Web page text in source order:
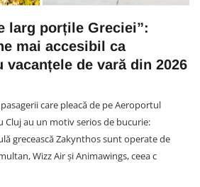
larg porțile Greciei”:
mai accesibil ca
vacanțele de vară din 2026
care pleacă de pe Aeroportul
au un motiv serios de bucurie:
grecească Zakynthos sunt operate de
Wizz Air și Animawings, ceea c